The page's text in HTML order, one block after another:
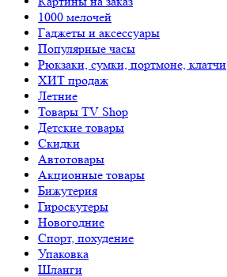
1000 мелочей
Гаджеты и аксессуары
Популярные часы
Рюкзаки, сумки, портмоне, клатчи
ХИТ продаж
Летние
Товары TV Shop
Детские товары
Cкидки
Автотовары
Акционные товары
Бижутерия
Гироскутеры
Новогодние
Спорт, похудение
Упаковка
Шланги